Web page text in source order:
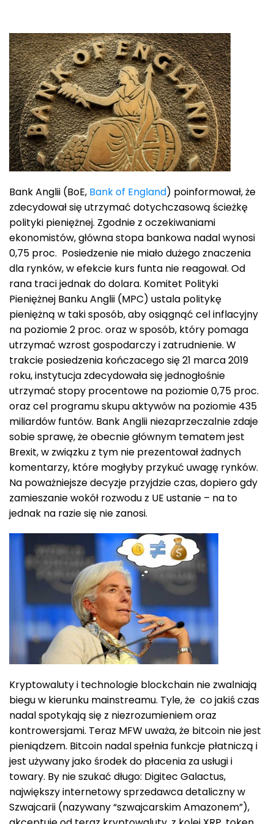
Bank Anglii (BoE, Bank of England) poinformował, że
zdecydował się utrzymać dotychczasową ścieżkę
polityki pieniężnej. Zgodnie z oczekiwaniami
ekonomistów, główna stopa bankowa nadal wynosi
0,75 proc. Posiedzenie nie miało dużego znaczenia
dla rynków, w efekcie kurs funta nie reagował. Od
rana traci jednak do dolara. Komitet Polityki
Pieniężnej Banku Anglii (MPC) ustala politykę
pieniężną w taki sposób, aby osiągnąć cel inflacyjny
na poziomie 2 proc. oraz w sposób, który pomaga
utrzymać wzrost gospodarczy i zatrudnienie. W
trakcie posiedzenia kończacego się 21 marca 2019
roku, instytucja zdecydowała się jednogłośnie
utrzymać stopy procentowe na poziomie 0,75 proc.
oraz cel programu skupu aktywów na poziomie 435
miliardów funtów. Bank Anglii niezaprzeczalnie zdaje
sobie sprawę, że obecnie głównym tematem jest
Brexit, w związku z tym nie prezentował żadnych
komentarzy, które mogłyby przykuć uwagę rynków.
Na poważniejsze decyzje przyjdzie czas, dopiero gdy
zamieszanie wokół rozwodu z UE ustanie – na to
jednak na razie się nie zanosi.
Kryptowaluty i technologie blockchain nie zwalniają
biegu w kierunku mainstreamu. Tyle, że co jakiś czas
nadal spotykają się z niezrozumieniem oraz
kontrowersjami. Teraz MFW uważa, że bitcoin nie jest
pieniądzem. Bitcoin nadal spełnia funkcje płatniczą i
jest używany jako środek do płacenia za usługi i
towary. By nie szukać długo: Digitec Galactus,
największy internetowy sprzedawca detaliczny w
Szwajcarii (nazywany “szwajcarskim Amazonem”),